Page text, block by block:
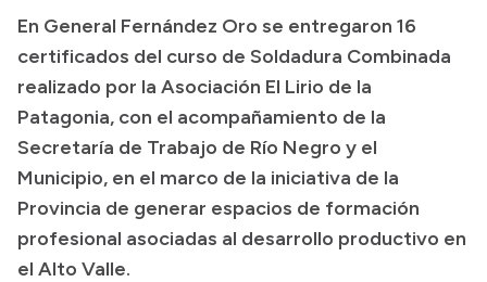
Geografía
Invertí en Río Negro
Transparencia
Boletín Oficial
En General Fernández Oro se entregaron 16
certificados del curso de Soldadura Combinada
realizado por la Asociación El Lirio de la
Patagonia, con el acompañamiento de la
Secretaría de Trabajo de Río Negro y el
Municipio, en el marco de la iniciativa de la
Provincia de generar espacios de formación
profesional asociadas al desarrollo productivo en
el Alto Valle.